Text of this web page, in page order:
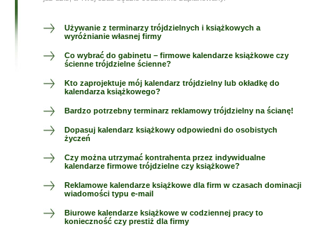
Używanie z terminarzy trójdzielnych i książkowych a
wyróżnianie własnej firmy
Co wybrać do gabinetu – firmowe kalendarze książkowe czy
ścienne trójdzielne ścienne?
Kto zaprojektuje mój kalendarz trójdzielny lub okładkę do
kalendarza książkowego?
Bardzo potrzebny terminarz reklamowy trójdzielny na ścianę!
Dopasuj kalendarz książkowy odpowiedni do osobistych
życzeń
Czy można utrzymać kontrahenta przez indywidualne
kalendarze firmowe trójdzielne czy książkowe?
Reklamowe kalendarze książkowe dla firm w czasach dominacji
wiadomości typu e-mail
Biurowe kalendarze książkowe w codziennej pracy to
konieczność czy prestiż dla firmy